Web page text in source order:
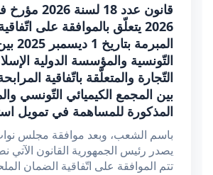
2026 يتعلّق بالموافقة على
التّونسية والمؤسسة الدولية
التّجارة والمتعلّقة باتّفاقية
بين المجمع الكيميائي التّونسي
المذكورة للمساهمة في تمويل
باسم الشعب، وبعد موافقة مجلس
يصدر رئيس الجمهورية القانون
تتم الموافقة على اتّفاقية الضمان